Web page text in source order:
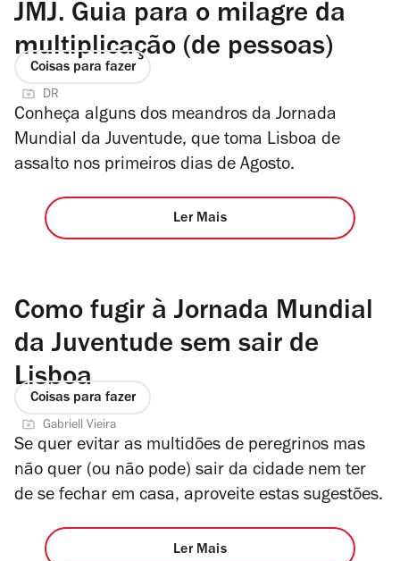
JMJ. Guia para o milagre da
multiplicação (de pessoas)
Coisas para fazer
DR
Conheça alguns dos meandros da Jornada
Mundial da Juventude, que toma Lisboa de
assalto nos primeiros dias de Agosto.
Ler Mais
Como fugir à Jornada Mundial
da Juventude sem sair de
Lisboa
Coisas para fazer
Gabriell Vieira
Se quer evitar as multidões de peregrinos mas
não quer (ou não pode) sair da cidade nem ter
de se fechar em casa, aproveite estas sugestões.
Ler Mais